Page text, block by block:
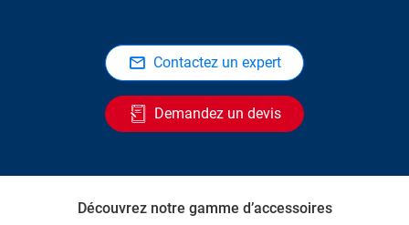
Contactez un expert
Demandez un devis
Découvrez notre gamme d’accessoires